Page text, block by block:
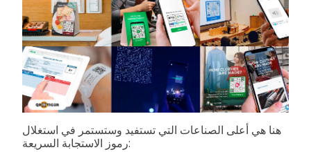
هنا هي أعلى الصناعات التي تستفيد وستستمر في استغلال
رموز الاستجابة السريعة: